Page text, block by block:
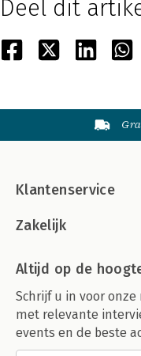
Deel dit
Klantenservice
Zakelijk
Altijd op de
Schrijf u in voor
met relevante
events en de beste